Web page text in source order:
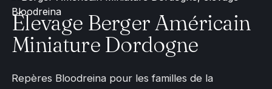
Élevage Berger Américain
Miniature Dordogne
Repères Bloodreina pour les familles de la